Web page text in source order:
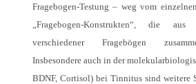
Fragebogen-Testung – weg vom
„Fragebogen-Konstrukten“, die
verschiedener Fragebögen
Insbesondere auch in der
BDNF, Cortisol) bei Tinnitus sind weitere